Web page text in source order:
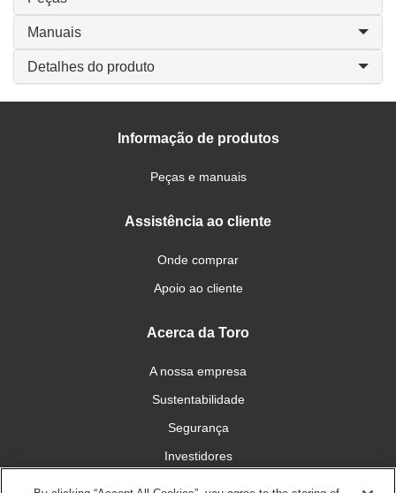
Manuais
Detalhes do produto
Informação de produtos
Peças e manuais
Assistência ao cliente
Onde comprar
Apoio ao cliente
Acerca da Toro
A nossa empresa
Sustentabilidade
Segurança
Investidores